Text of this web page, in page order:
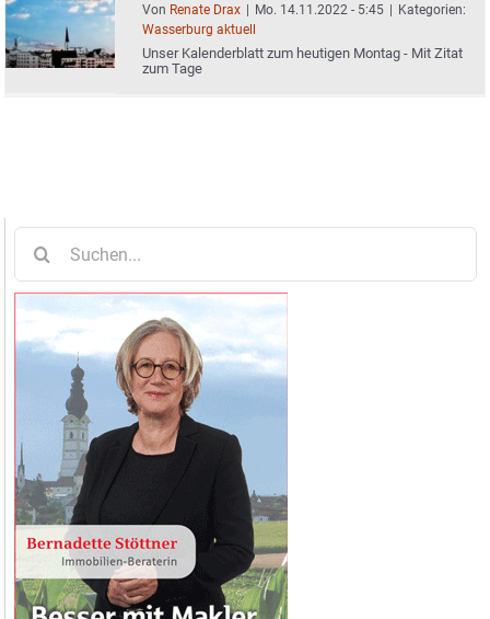
Von Renate Drax | Mo. 14.11.2022 - 5:45 | Kategorien:
Wasserburg aktuell
Unser Kalenderblatt zum heutigen Montag - Mit Zitat
zum Tage
nach: